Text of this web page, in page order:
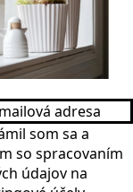
som sa a
so spracovaním
údajov na